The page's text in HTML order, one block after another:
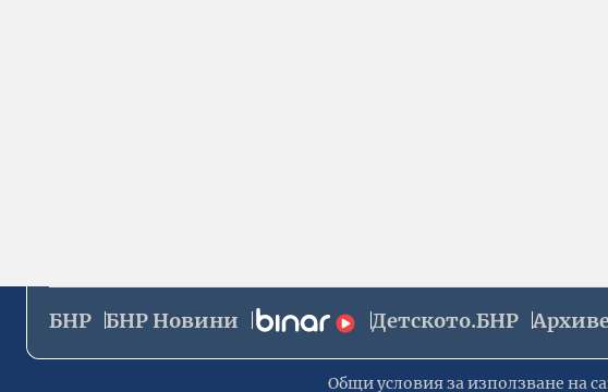
БНР БНР Новини Детското.БНР
Общи условия за използване на